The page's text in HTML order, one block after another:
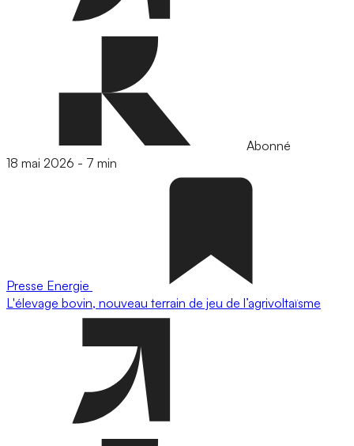
Abonné
18 mai 2026 - 7 min
Presse Energie
L'élevage bovin, nouveau terrain de jeu de l’agrivoltaïsme